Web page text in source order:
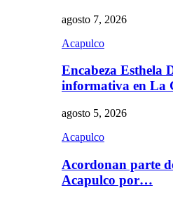
agosto 7, 2026
Acapulco
Encabeza Esthela
informativa en
agosto 5, 2026
Acapulco
Acordonan parte
Acapulco por…